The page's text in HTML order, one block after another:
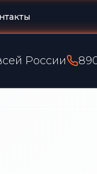
России